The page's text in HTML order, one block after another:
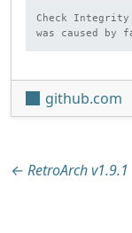
Check
was caused by
github.com
← RetroArch v1.9.1